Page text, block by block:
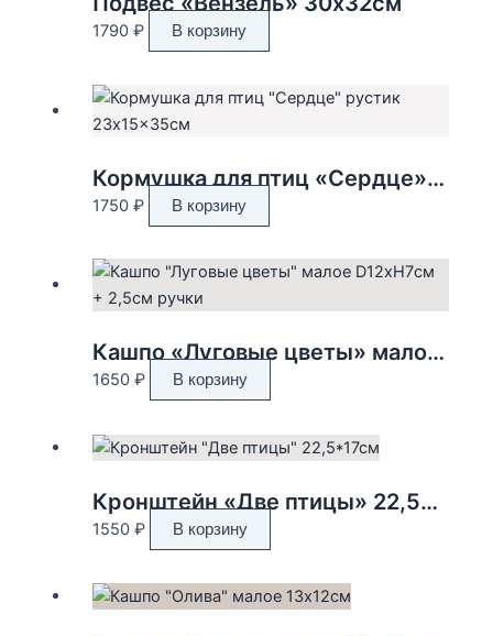
1790 ₽ В корзину
Кормушка для птиц «Сердце» рустик 23x15x35см
1750 ₽ В корзину
Кашпо «Луговые цветы» малое D12xH7см + 2,5см ручки
1650 ₽ В корзину
Кронштейн «Две птицы» 22,5*17см
1550 ₽ В корзину